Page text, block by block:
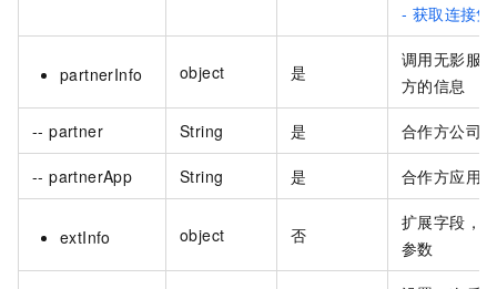
- 获取连接凭
partnerInfo object 是
调用无影服
方的信息
-- partner String 是 合作方公司
-- partnerApp String 是 合作方应用
extInfo object 否
扩展字段，
参数